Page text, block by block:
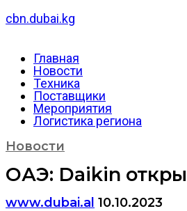
cbn.dubai.kg
Главная
Новости
Техника
Поставщики
Мероприятия
Логистика региона
Новости
ОАЭ: Daikin
www.dubai.al 10.10.2023